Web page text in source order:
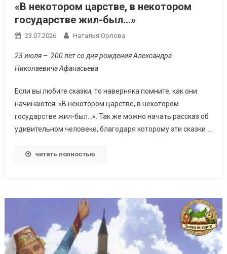
«В некотором царстве, в некотором
государстве жил-был…»
23.07.2026 Наталья Орлова
23 июля – 200 лет со дня рождения Александра
Николаевича Афанасьева
Если вы любите сказки, то наверняка помните, как они
начинаются: «В некотором царстве, в некотором
государстве жил-был…». Так же можно начать рассказ об
удивительном человеке, благодаря которому эти сказки …
читать полностью